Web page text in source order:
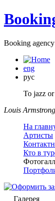
Booking agency
eng
рус
To jazz
Louis Armstrong
На
Артисты
Кто в
Галерея